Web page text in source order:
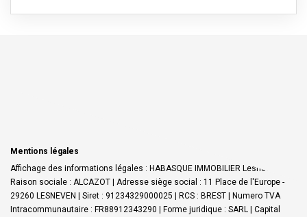
Mentions légales
Affichage des informations légales : HABASQUE IMMOBILIER Lesneven |
Raison sociale : ALCAZOT | Adresse siège social : 11 Place de l'Europe -
29260 LESNEVEN | Siret : 91234329000025 | RCS : BREST | Numero TVA
Intracommunautaire : FR88912343290 | Forme juridique : SARL | Capital